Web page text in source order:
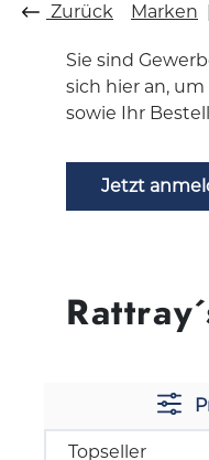
Zurück Marken
Sie sind
sich hier an,
sowie Ihr
Jetzt